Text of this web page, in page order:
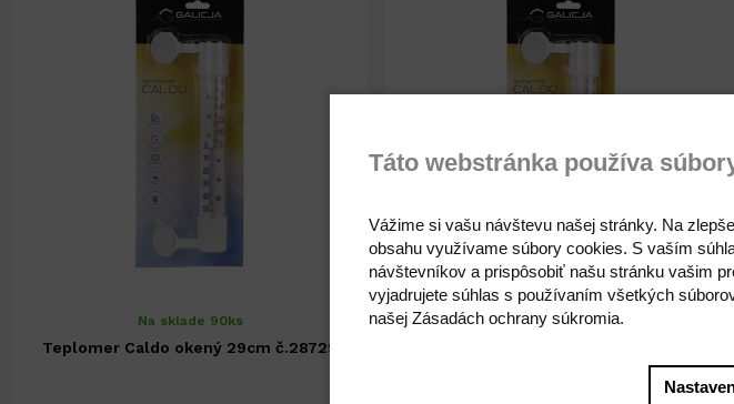
Na sklade 90ks
Teplomer Caldo okený 29cm č.28729
Na sklade 169ks
Táto webstránka používa
Vážime si vašu návštevu našej stránky. Na
obsahu využívame súbory cookies. S vaším
návštevníkov a prispôsobiť našu stránku vašim
vyjadrujete súhlas s používaním všetkých
našej Zásadách ochrany súkromia.